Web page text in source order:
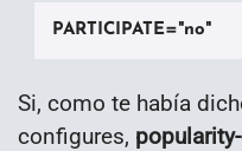
PARTICIPATE="no"
Si, como te había
configures,